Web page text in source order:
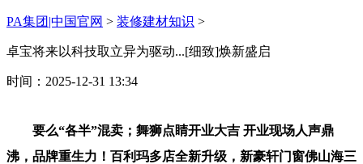
PA集团|中国官网 > 装修建材知识 >
卓宝将来以科技取立异为驱动...[细致]焕新盛启
时间：2025-12-31 13:34
要么“各半”混卖；舞狮点睛开业大吉 开业现场人声鼎
沸，品牌重生力！百利玛多店全新升级，新豪轩门窗佛山海三